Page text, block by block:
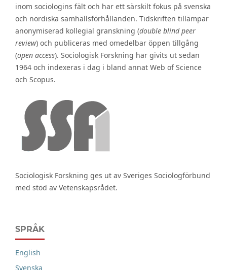
inom sociologins fält och har ett särskilt fokus på svenska
och nordiska samhällsförhållanden. Tidskriften tillämpar
anonymiserad kollegial granskning (double blind peer
review) och publiceras med omedelbar öppen tillgång
(open access). Sociologisk Forskning har givits ut sedan
1964 och indexeras i dag i bland annat Web of Science
och Scopus.
Sociologisk Forskning ges ut av Sveriges Sociologförbund
med stöd av Vetenskapsrådet.
SPRÅK
English
Svenska